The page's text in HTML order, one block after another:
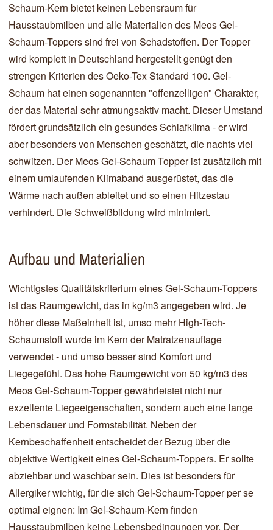
Schaum-Kern bietet keinen Lebensraum für
Hausstaubmilben und alle Materialien des Meos Gel-
Schaum-Toppers sind frei von Schadstoffen. Der Topper
wird komplett in Deutschland hergestellt genügt den
strengen Kriterien des Oeko-Tex Standard 100. Gel-
Schaum hat einen sogenannten "offenzelligen" Charakter,
der das Material sehr atmungsaktiv macht. Dieser Umstand
fördert grundsätzlich ein gesundes Schlafklima - er wird
aber besonders von Menschen geschätzt, die nachts viel
schwitzen. Der Meos Gel-Schaum Topper ist zusätzlich mit
einem umlaufenden Klimaband ausgerüstet, das die
Wärme nach außen ableitet und so einen Hitzestau
verhindert. Die Schweißbildung wird minimiert.
Aufbau und Materialien
Wichtigstes Qualitätskriterium eines Gel-Schaum-Toppers
ist das Raumgewicht, das in kg/m3 angegeben wird. Je
höher diese Maßeinheit ist, umso mehr High-Tech-
Schaumstoff wurde im Kern der Matratzenauflage
verwendet - und umso besser sind Komfort und
Liegegefühl. Das hohe Raumgewicht von 50 kg/m3 des
Meos Gel-Schaum-Topper gewährleistet nicht nur
exzellente Liegeeigenschaften, sondern auch eine lange
Lebensdauer und Formstabilität. Neben der
Kernbeschaffenheit entscheidet der Bezug über die
objektive Wertigkeit eines Gel-Schaum-Toppers. Er sollte
abziehbar und waschbar sein. Dies ist besonders für
Allergiker wichtig, für die sich Gel-Schaum-Topper per se
optimal eignen: Im Gel-Schaum-Kern finden
Hausstaubmilben keine Lebensbedingungen vor. Der